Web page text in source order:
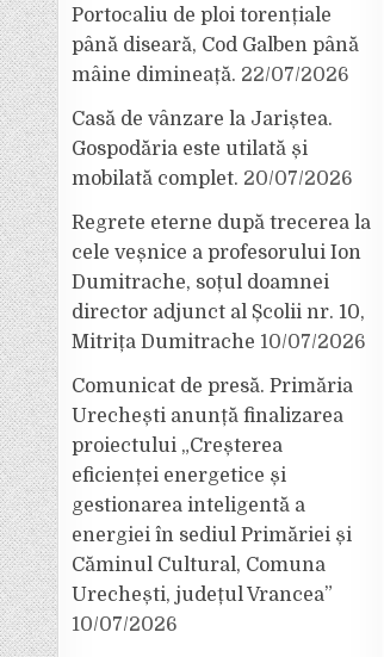
Portocaliu de ploi torențiale
până diseară, Cod Galben până
mâine dimineață. 22/07/2026
Casă de vânzare la Jariștea.
Gospodăria este utilată și
mobilată complet. 20/07/2026
Regrete eterne după trecerea la
cele veșnice a profesorului Ion
Dumitrache, soțul doamnei
director adjunct al Școlii nr. 10,
Mitrița Dumitrache 10/07/2026
Comunicat de presă. Primăria
Urechești anunță finalizarea
proiectului „Creșterea
eficienței energetice și
gestionarea inteligentă a
energiei în sediul Primăriei și
Căminul Cultural, Comuna
Urechești, județul Vrancea”
10/07/2026